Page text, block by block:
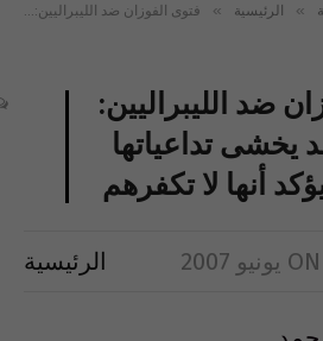
» الرئيسية » فتوى الفوزان ضد الليبراليين: تركي الحمد يخشى تداعياتها والنجيمي يؤكد أنها لا تكفرهم
ضد الليبراليين:
يخشى تداعياتها
أنها لا تكفرهم
ON الرئيسية